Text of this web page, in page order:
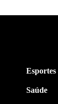
Esportes
Saúde